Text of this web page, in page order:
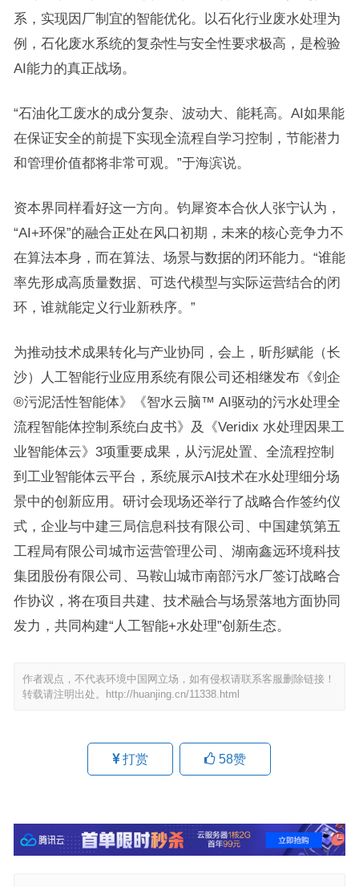
系，实现因厂制宜的智能优化。以石化行业废水处理为
例，石化废水系统的复杂性与安全性要求极高，是检验
AI能力的真正战场。
“石油化工废水的成分复杂、波动大、能耗高。AI如果能
在保证安全的前提下实现全流程自学习控制，节能潜力
和管理价值都将非常可观。”于海滨说。
资本界同样看好这一方向。钧犀资本合伙人张宁认为，
“AI+环保”的融合正处在风口初期，未来的核心竞争力不
在算法本身，而在算法、场景与数据的闭环能力。“谁能
率先形成高质量数据、可迭代模型与实际运营结合的闭
环，谁就能定义行业新秩序。”
为推动技术成果转化与产业协同，会上，昕彤赋能（长
沙）人工智能行业应用系统有限公司还相继发布《剑企
®污泥活性智能体》《智水云脑™ AI驱动的污水处理全
流程智能体控制系统白皮书》及《Veridix 水处理因果工
业智能体云》3项重要成果，从污泥处置、全流程控制
到工业智能体云平台，系统展示AI技术在水处理细分场
景中的创新应用。研讨会现场还举行了战略合作签约仪
式，企业与中建三局信息科技有限公司、中国建筑第五
工程局有限公司城市运营管理公司、湖南鑫远环境科技
集团股份有限公司、马鞍山城市南部污水厂签订战略合
作协议，将在项目共建、技术融合与场景落地方面协同
发力，共同构建“人工智能+水处理”创新生态。
作者观点，不代表环境中国网立场，如有侵权请联系客服删除链接！
转载请注明出处。
http://huanjing.cn/11338.html
打赏 58赞